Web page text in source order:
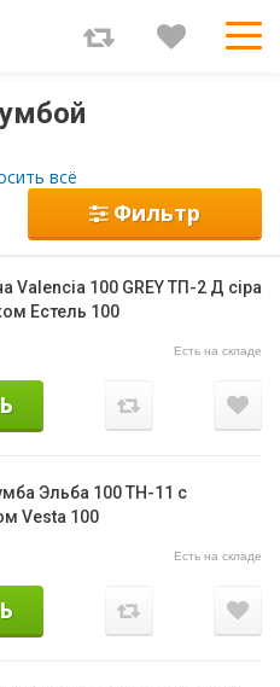
всё
Фильтр
Valencia 100 GREY ТП-2 Д сіра
Естель 100
Есть на складе
Эльба 100 ТН-11 с
Vesta 100
Есть на складе